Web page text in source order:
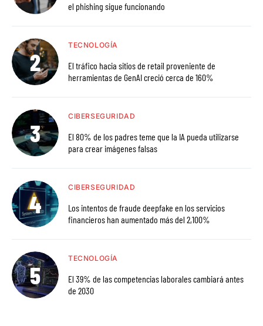
el phishing sigue funcionando
TECNOLOGÍA
El tráfico hacia sitios de retail proveniente de
herramientas de GenAI creció cerca de 160%
CIBERSEGURIDAD
El 80% de los padres teme que la IA pueda utilizarse
para crear imágenes falsas
CIBERSEGURIDAD
Los intentos de fraude deepfake en los servicios
financieros han aumentado más del 2,100%
TECNOLOGÍA
El 39% de las competencias laborales cambiará antes
de 2030